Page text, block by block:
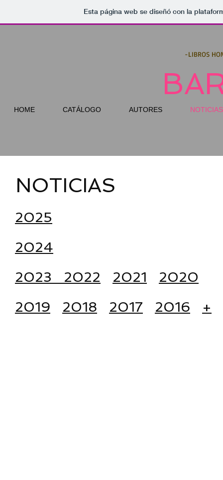
Esta página web se diseñó con la
-LIBROS
HOME CATÁLOGO AUTORES NOTICIAS
NOTICIAS
2025
2024
2023
2022 2021
2020
2019
2018 2017 2016 +